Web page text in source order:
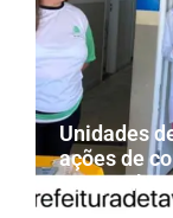
Unidades
ações de
campanha